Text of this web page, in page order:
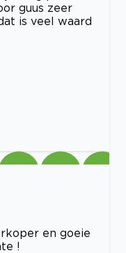
guus zeer
is veel waard
en goeie
!